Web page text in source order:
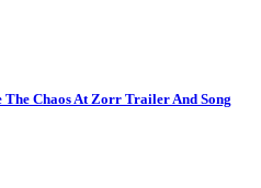
Chaos At Zorr Trailer And Song